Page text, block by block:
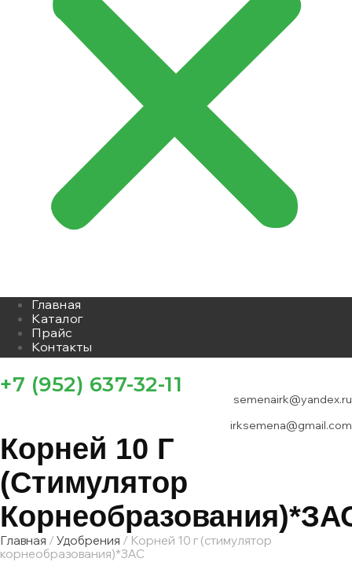
Главная
Каталог
Прайс
Контакты
+7 (952) 637-32-11
semenairk@yandex.ru
irksemena@gmail.com
Корней 10 Г
(стимулятор
Главная / Удобрения / Корней 10 г (стимулятор
корнеобразования)*ЗАС